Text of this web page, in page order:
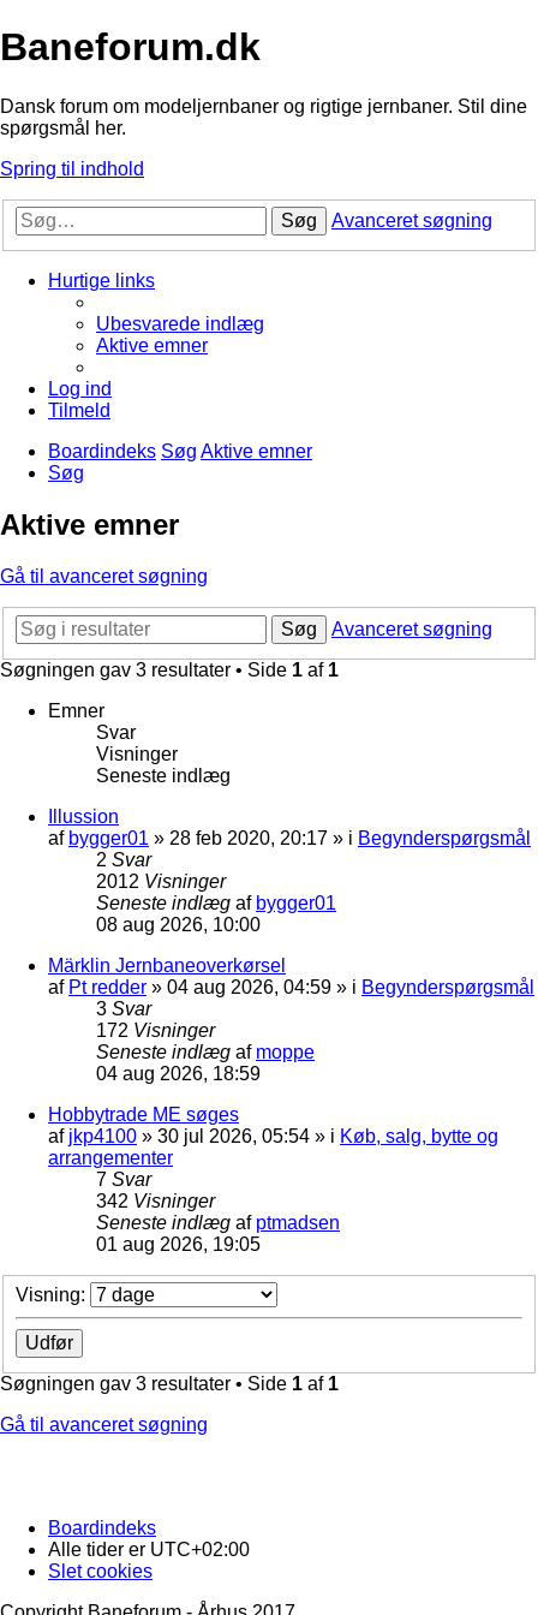
Baneforum.dk
Dansk forum om modeljernbaner og rigtige jernbaner. Stil dine
spørgsmål her.
Spring til indhold
Søg Avanceret søgning
Hurtige links
Ubesvarede indlæg
Aktive emner
Log ind
Tilmeld
Boardindeks Søg Aktive emner
Søg
Aktive emner
Gå til avanceret søgning
Søg
Avanceret søgning
Søgningen gav 3 resultater • Side 1 af 1
Emner
Svar
Visninger
Seneste indlæg
Illussion
af bygger01 » 28 feb 2020, 20:17 » i Begynderspørgsmål
2 Svar
2012 Visninger
Seneste indlæg af bygger01
08 aug 2026, 10:00
Märklin Jernbaneoverkørsel
af Pt redder » 04 aug 2026, 04:59 » i Begynderspørgsmål
3 Svar
172 Visninger
Seneste indlæg af moppe
04 aug 2026, 18:59
Hobbytrade ME søges
af jkp4100 » 30 jul 2026, 05:54 » i Køb, salg, bytte og
arrangementer
7 Svar
342 Visninger
Seneste indlæg af ptmadsen
01 aug 2026, 19:05
Visning:
Søgningen gav 3 resultater • Side 1 af 1
Gå til avanceret søgning
Boardindeks
Alle tider er UTC+02:00
Slet cookies